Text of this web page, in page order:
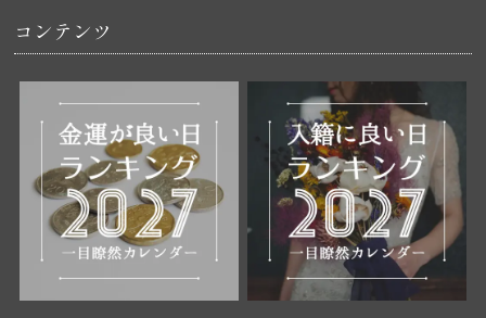
コンテンツ